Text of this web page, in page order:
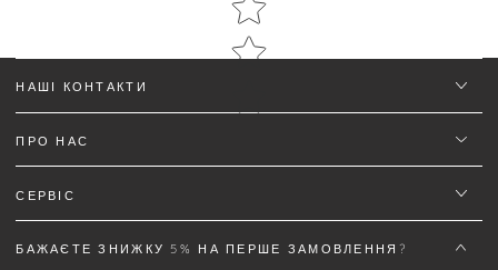
Ім'я *
НАШІ КОНТАКТИ
ПРО НАС
СЕРВІС
БАЖАЄТЕ ЗНИЖКУ 5% НА ПЕРШЕ ЗАМОВЛЕННЯ?